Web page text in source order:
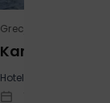
Grecja / Samos /
Kampos
Hotel: